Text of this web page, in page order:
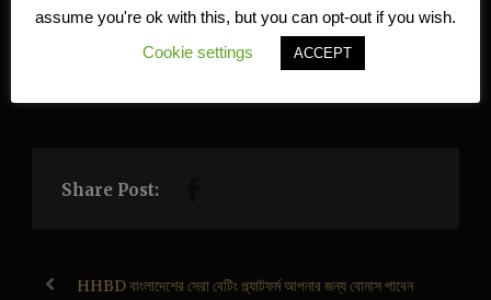
এটি ভবিষ্যতে任何 অস্বস্তি এড়াতে সাহায্য
Share Post:
HHBD বাংলাদেশের সেরা বেটিং প্ল্যাটফর্ম আপনার জন্য বোনাস পাবেন
assume you're ok with this, but you can opt-out if you wish.
Cookie settings
ACCEPT